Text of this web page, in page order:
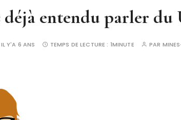
déjà entendu parler du
IL Y'A 6 ANS TEMPS DE LECTURE : 1MINUTE PAR